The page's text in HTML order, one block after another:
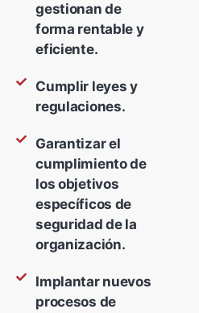
gestionan de
forma rentable y
eficiente.
Cumplir leyes y
regulaciones.
Garantizar el
cumplimiento de
los objetivos
específicos de
seguridad de la
organización.
Implantar nuevos
procesos de